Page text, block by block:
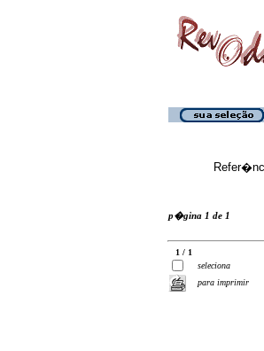
p�gina 1 de 1
1 / 1
seleciona
para imprimir